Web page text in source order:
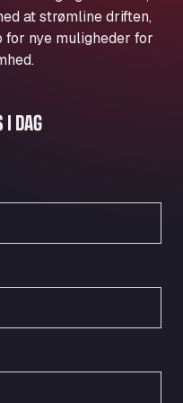
Truckwash.de
at strømline driften,
for nye muligheder for
I DAG